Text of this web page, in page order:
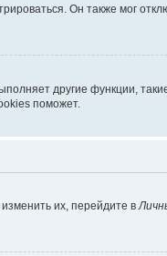
Он также мог
другие функции,
поможет.
их, перейдите в